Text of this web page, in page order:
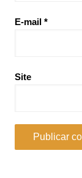
E-mail *
Site